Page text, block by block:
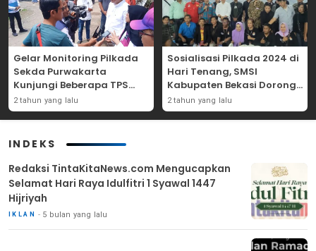
Gelar Monitoring Pilkada
Sekda Purwakarta
Kunjungi Beberapa TPS
Yang Ada Di Purwakarta
2 tahun yang lalu
Sosialisasi Pilkada 2024 di
Hari Tenang, SMSI
Kabupaten Bekasi Dorong
Angka Partisipasi
Masyarakat
2 tahun yang lalu
INDEKS
Redaksi TintaKitaNews.com Mengucapkan
Selamat Hari Raya Idulfitri 1 Syawal 1447
Hijriyah
IKLAN 5 bulan yang lalu